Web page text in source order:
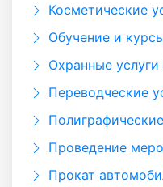
Косметические
Обучение и
Охранные услуги
Переводческие
Проведение
Прокат